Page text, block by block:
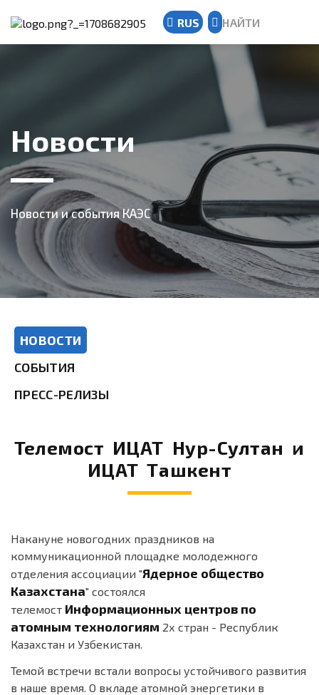
RUS
Kazakh
Russian
НАЙТИ
Новости
Новости и события КАЭС
НОВОСТИ
СОБЫТИЯ
ПРЕСС-РЕЛИЗЫ
Телемост ИЦАТ Нур-Султан и
ИЦАТ Ташкент
Накануне новогодних праздников на
коммуникационной площадке молодежного
отделения ассоциации "Ядерное общество
Казахстана" состоялся
телемост Информационных центров по
атомным технологиям 2х стран - Республик
Казахстан и Узбекистан.
Темой встречи встали вопросы устойчивого развития
в наше время. О вкладе атомной энергетики в